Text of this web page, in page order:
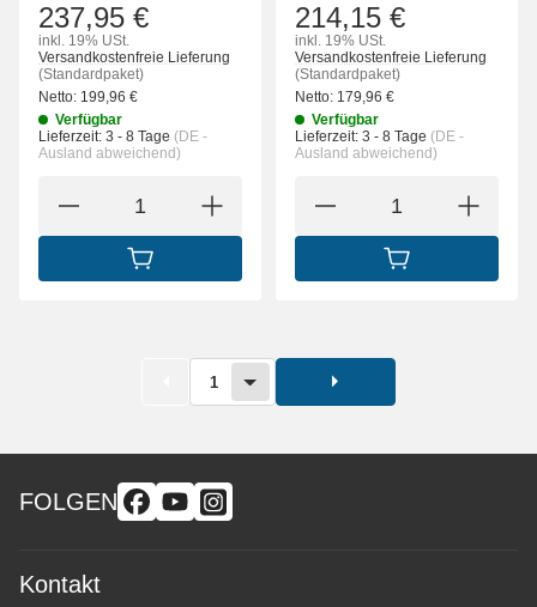
237,95 €
inkl. 19% USt.
Versandkostenfreie Lieferung
(Standardpaket)
Netto: 199,96 €
Verfügbar
Lieferzeit: 3 - 8 Tage (DE -
Ausland abweichend)
IN DEN WARENKORB
214,15 €
inkl. 19% USt.
Versandkostenfreie Lieferung
(Standardpaket)
Netto: 179,96 €
Verfügbar
Lieferzeit: 3 - 8 Tage (DE -
Ausland abweichend)
IN DEN
1
FOLGEN
Kontakt